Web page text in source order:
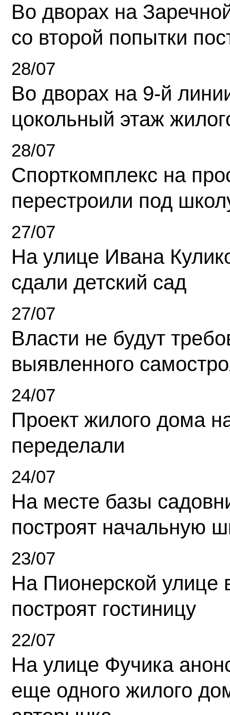
Во дворах на
со второй попытки
28/07
Во дворах на 9-й
цокольный этаж
28/07
Спорткомплекс на
перестроили под
27/07
На улице Ивана
сдали детский сад
27/07
Власти не будут
выявленного
24/07
Проект жилого дома
переделали
24/07
На месте базы
построят начальную
23/07
На Пионерской улице
построят гостиницу
22/07
На улице Фучика
еще одного жилого